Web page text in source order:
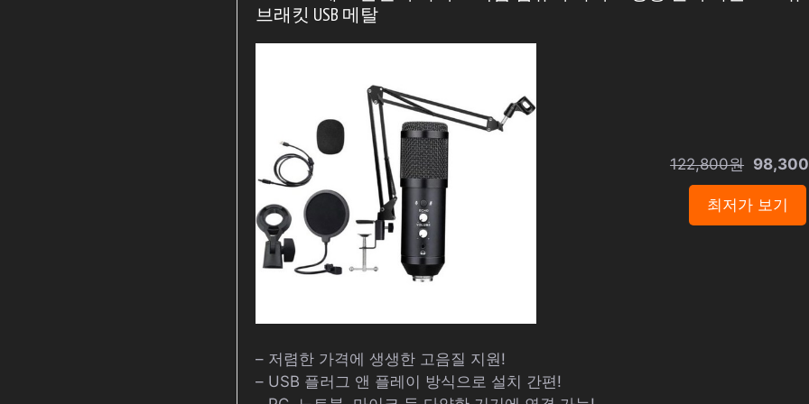
브래킷 USB 메탈
122,800원
최저가 보기
– 저렴한 가격에 생생한 고음질 지원!
– USB 플러그 앤 플레이 방식으로 설치 간편!